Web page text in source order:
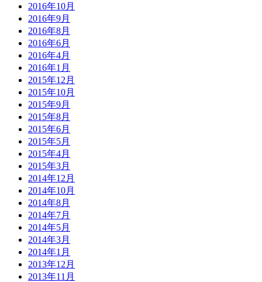
2016年10月
2016年9月
2016年8月
2016年6月
2016年4月
2016年1月
2015年12月
2015年10月
2015年9月
2015年8月
2015年6月
2015年5月
2015年4月
2015年3月
2014年12月
2014年10月
2014年8月
2014年7月
2014年5月
2014年3月
2014年1月
2013年12月
2013年11月